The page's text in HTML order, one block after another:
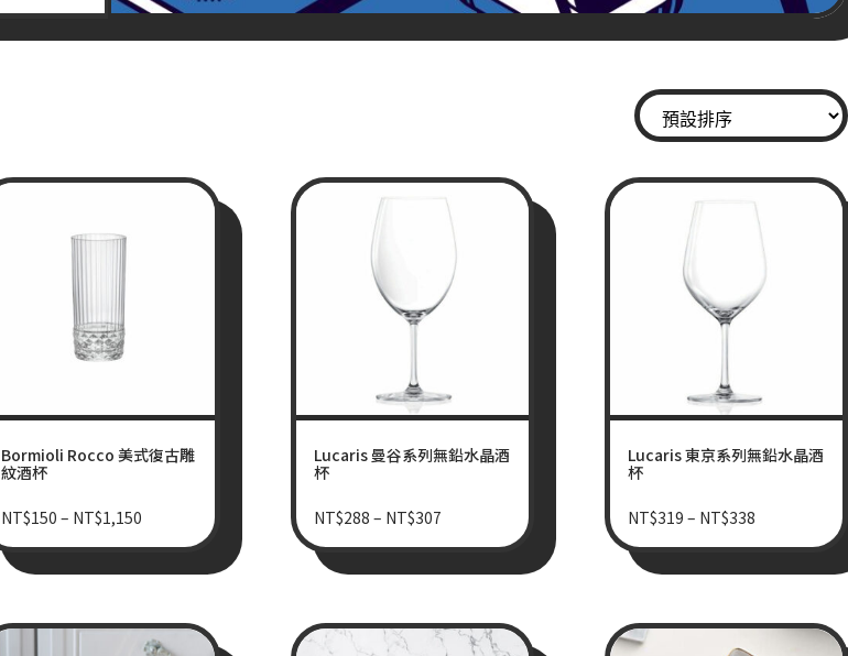
Bormioli Rocco 美式復古雕
紋酒杯
NT$150 – NT$1,150
Lucaris 曼谷系列無鉛水晶酒
杯
NT$288 – NT$307
Lucaris 東京系列無鉛水晶酒
杯
NT$319 – NT$338